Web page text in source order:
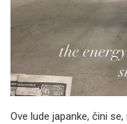
Ove lude japanke, čini